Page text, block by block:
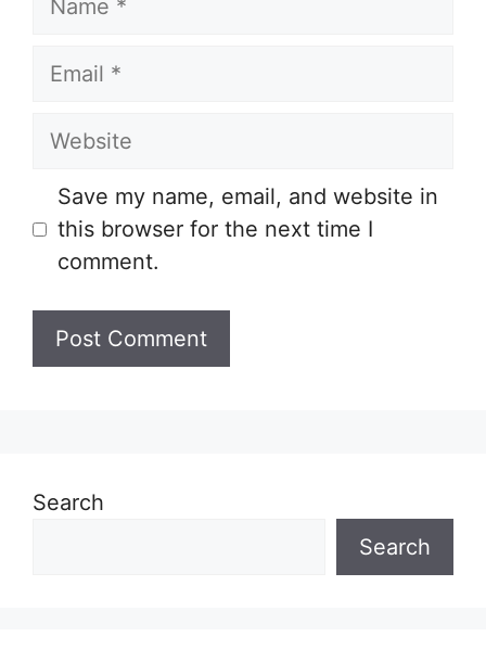
Email
Website
Save my name, email, and website in
this browser for the next time I
comment.
Search
Search